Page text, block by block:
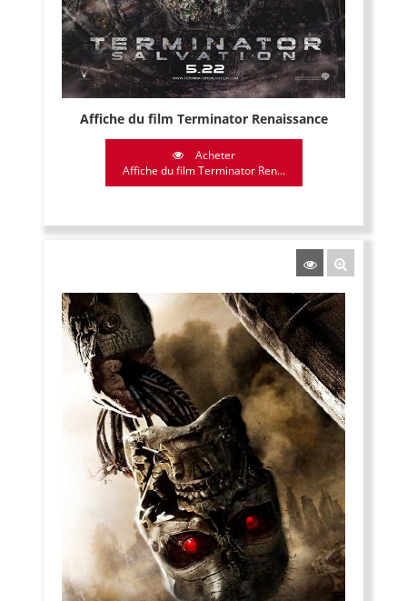
Affiche du film Terminator Renaissance
Acheter
Affiche du film Terminator Ren...